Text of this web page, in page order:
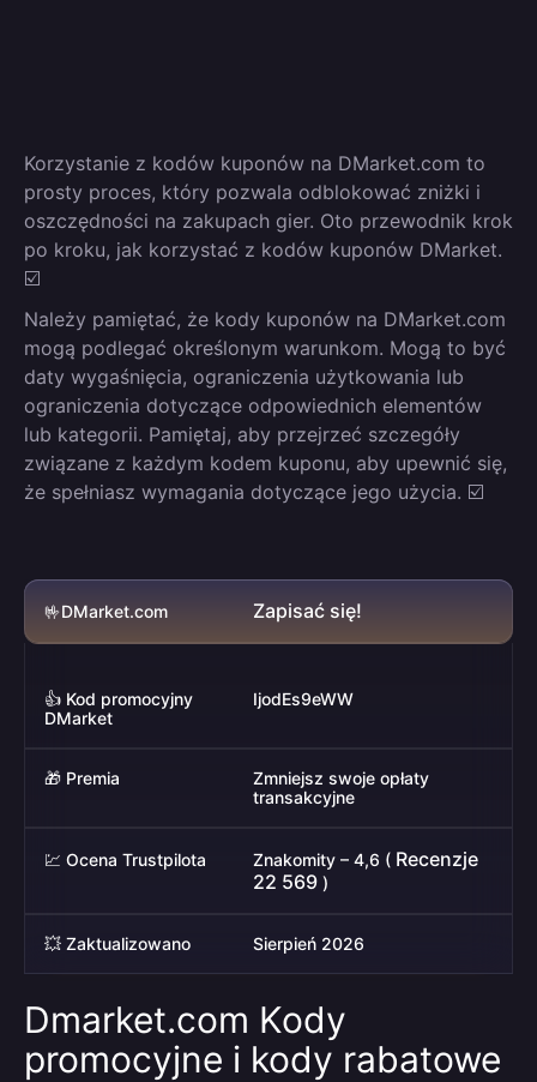
Korzystanie z kodów kuponów na DMarket.com to
prosty proces, który pozwala odblokować zniżki i
oszczędności na zakupach gier. Oto przewodnik krok
po kroku, jak korzystać z kodów kuponów DMarket.
☑️
Należy pamiętać, że kody kuponów na DMarket.com
mogą podlegać określonym warunkom. Mogą to być
daty wygaśnięcia, ograniczenia użytkowania lub
ograniczenia dotyczące odpowiednich elementów
lub kategorii. Pamiętaj, aby przejrzeć szczegóły
związane z każdym kodem kuponu, aby upewnić się,
że spełniasz wymagania dotyczące jego użycia. ☑️
🤟DMarket.com Zapisać się!
👍 Kod promocyjny
DMarket
IjodEs9eWW
🎁 Premia
Zmniejsz swoje opłaty
transakcyjne
💹 Ocena Trustpilota Znakomity – 4,6 ( Recenzje
22 569 )
💥 Zaktualizowano Sierpień 2026
Dmarket.com Kody
promocyjne i kody rabatowe